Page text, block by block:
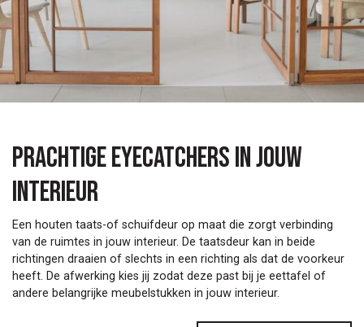
Prachtige eyecatchers in jouw
interieur
Een houten taats-of schuifdeur op maat die zorgt verbinding
van de ruimtes in jouw interieur. De taatsdeur kan in beide
richtingen draaien of slechts in een richting als dat de voorkeur
heeft. De afwerking kies jij zodat deze past bij je eettafel of
andere belangrijke meubelstukken in jouw interieur.